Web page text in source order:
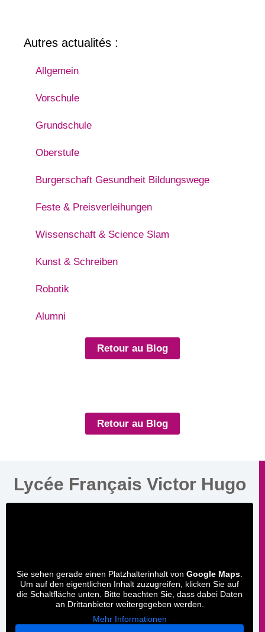
Autres actualités :
Allgemein
Vorschule
Grundschule
Oberstufe
Burgerschaft Gesundheit Bildungswege
Feste & Preisverleihungen
Wissenschaft & Science Slam
Kunst & Schreiben
Robotik
Alumni
Retour au Blog
Retour au Blog
Lycée Français Victor Hugo
Sie sehen gerade einen Platzhalterinhalt von Google Maps
Um auf den eigentlichen Inhalt zuzugreifen, klicken Sie auf
die Schaltfläche unten. Bitte beachten Sie, dass dabei Daten
an Drittanbieter weitergegeben werden.
Mehr Informationen